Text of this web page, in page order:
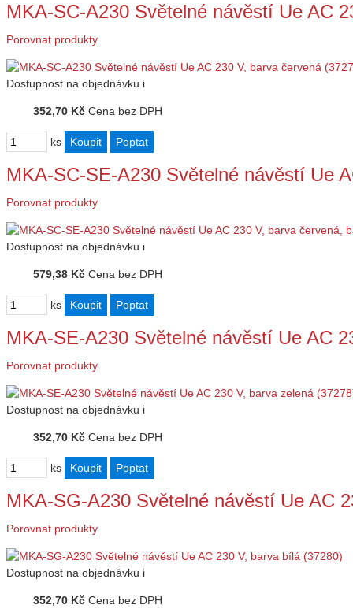
MKA-SC-A230 Světelné návěstí Ue AC
Porovnat produkty
Dostupnost na objednávku i
352,70 Kč Cena bez DPH
ks
MKA-SC-SE-A230 Světelné návěstí Ue
Porovnat produkty
Dostupnost na objednávku i
579,38 Kč Cena bez DPH
ks
MKA-SE-A230 Světelné návěstí Ue AC
Porovnat produkty
Dostupnost na objednávku i
352,70 Kč Cena bez DPH
ks
MKA-SG-A230 Světelné návěstí Ue AC
Porovnat produkty
Dostupnost na objednávku i
352,70 Kč Cena bez DPH